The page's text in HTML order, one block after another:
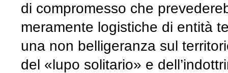
di compromesso che
meramente logistiche di entità
una non belligeranza sul
del «lupo solitario» e